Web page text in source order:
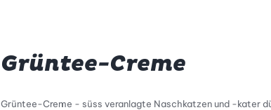
Grüntee-Creme
Grüntee-Creme - süss veranlagte Naschkatzen und -kater